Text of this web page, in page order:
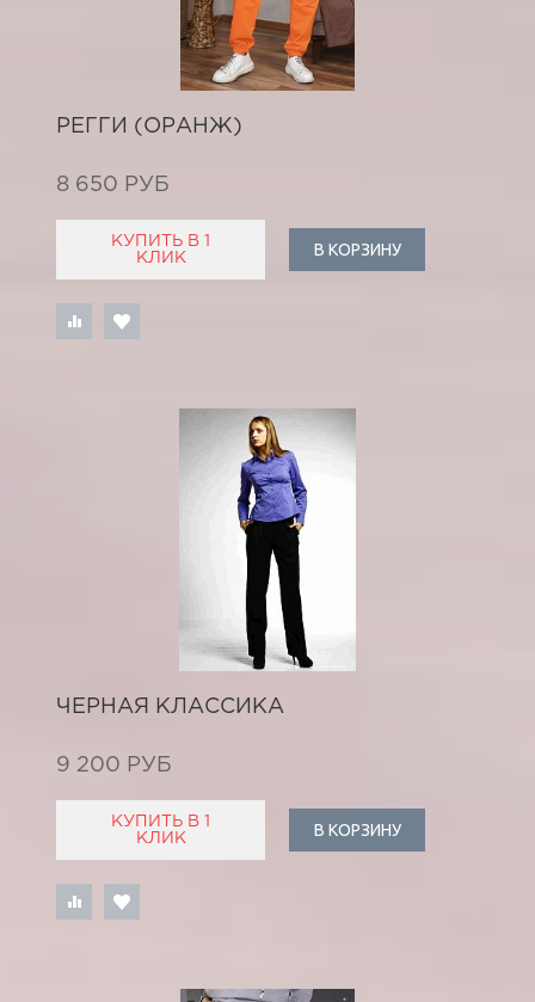
РЕГГИ (ОРАНЖ)
8 650 РУБ
КУПИТЬ В 1
КЛИК
В КОРЗИНУ
ЧЕРНАЯ КЛАССИКА
9 200 РУБ
КУПИТЬ В 1
КЛИК
В КОРЗИНУ